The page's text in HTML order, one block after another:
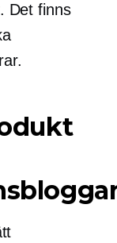
Det finns